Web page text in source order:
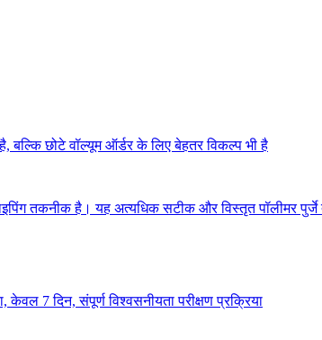
बल्कि छोटे वॉल्यूम ऑर्डर के लिए बेहतर विकल्प भी है
तकनीक है। यह अत्यधिक सटीक और विस्तृत पॉलीमर
7 दिन, संपूर्ण विश्वसनीयता परीक्षण प्रक्रिया